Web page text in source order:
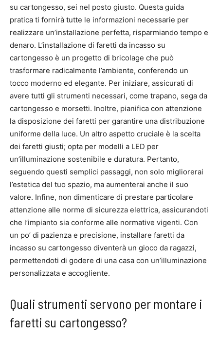
su cartongesso, sei nel posto giusto. Questa guida
pratica ti fornirà tutte le informazioni necessarie per
realizzare un’installazione perfetta, risparmiando tempo e
denaro. L’installazione di faretti da incasso su
cartongesso è un progetto di bricolage che può
trasformare radicalmente l’ambiente, conferendo un
tocco moderno ed elegante. Per iniziare, assicurati di
avere tutti gli strumenti necessari, come trapano, sega da
cartongesso e morsetti. Inoltre, pianifica con attenzione
la disposizione dei faretti per garantire una distribuzione
uniforme della luce. Un altro aspetto cruciale è la scelta
dei faretti giusti; opta per modelli a LED per
un’illuminazione sostenibile e duratura. Pertanto,
seguendo questi semplici passaggi, non solo migliorerai
l’estetica del tuo spazio, ma aumenterai anche il suo
valore. Infine, non dimenticare di prestare particolare
attenzione alle norme di sicurezza elettrica, assicurandoti
che l’impianto sia conforme alle normative vigenti. Con
un po’ di pazienza e precisione, installare faretti da
incasso su cartongesso diventerà un gioco da ragazzi,
permettendoti di godere di una casa con un’illuminazione
personalizzata e accogliente.
Quali strumenti servono per montare i
faretti su cartongesso?